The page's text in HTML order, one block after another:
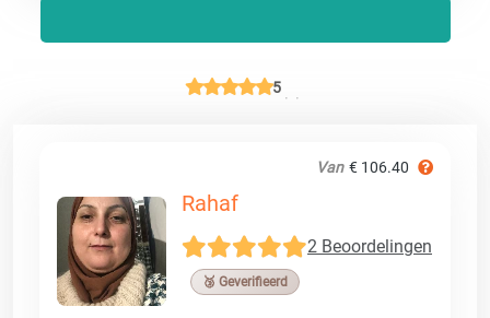
5
Van € 106.40
Rahaf
2 Beoordelingen
🥉 Geverifieerd